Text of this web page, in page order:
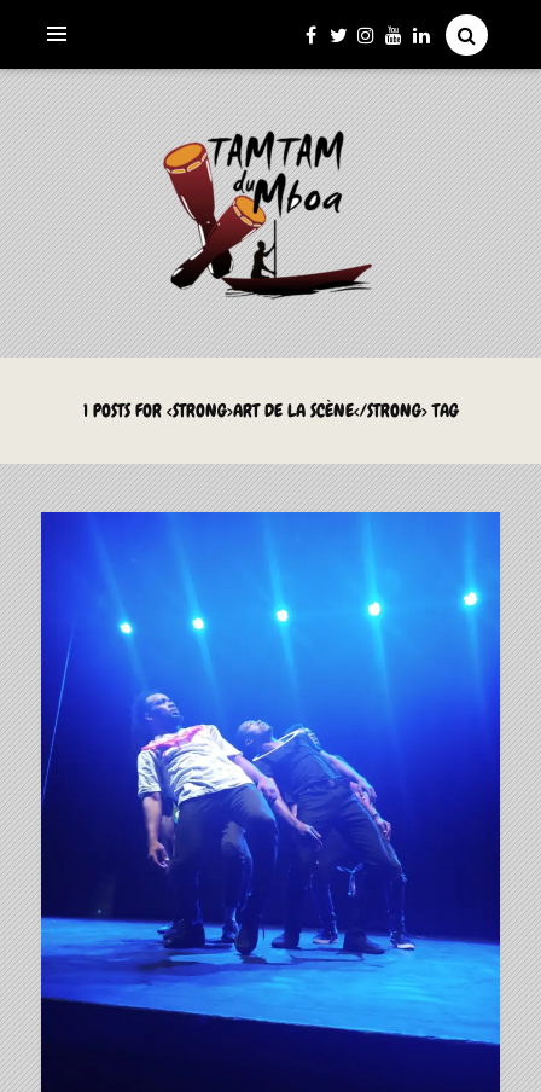
LE TAMTAM DU MBOA
La Culture du Mboa Dévoilée !
1 POSTS FOR <STRONG>ART DE LA SCÈNE</STRONG> TAG